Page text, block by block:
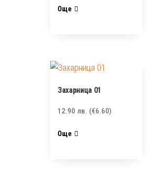
Още
Захарница 01
12.90 лв. (€6.60)
Още